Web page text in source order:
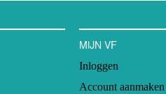
MIJN VF
Inloggen
Account aanmaken